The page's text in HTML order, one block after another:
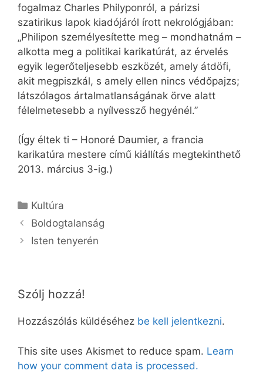
fogalmaz Charles Philyponról, a párizsi
szatirikus lapok kiadójáról írott nekrológjában:
„Philipon személyesítette meg – mondhatnám –
alkotta meg a politikai karikatúrát, az érvelés
egyik legerőteljesebb eszközét, amely átdöfi,
akit megpiszkál, s amely ellen nincs védőpajzs;
látszólagos ártalmatlanságának örve alatt
félelmetesebb a nyílvessző hegyénél.”
(Így éltek ti – Honoré Daumier, a francia
karikatúra mestere című kiállítás megtekinthető
2013. március 3-ig.)
Kategória
Kultúra
Boldogtalanság
Isten tenyerén
Szólj hozzá!
Hozzászólás küldéséhez be kell jelentkezni.
This site uses Akismet to reduce spam. Learn
how your comment data is processed.